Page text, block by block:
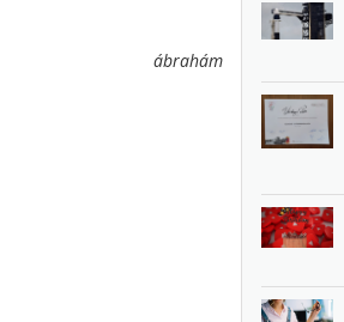
ábrahám